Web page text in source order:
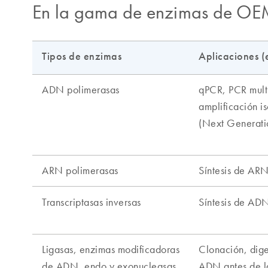
En la gama de enzimas de